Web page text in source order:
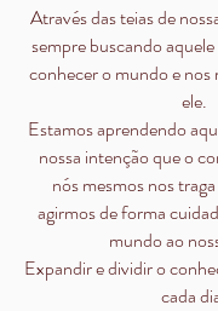
Através das teias de
sempre buscando
conhecer o mundo e
ele.
Estamos aprendendo
nossa intenção que o
nós mesmos nos
agirmos de forma
mundo ao
Expandir e dividir o
cada